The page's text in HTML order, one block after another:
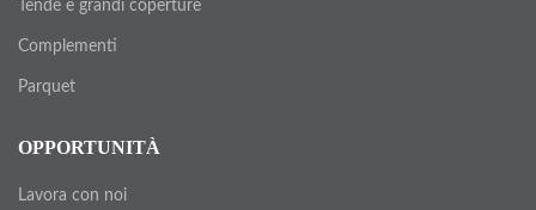
Tende e grandi coperture
Complementi
Parquet
OPPORTUNITÀ
Lavora con noi